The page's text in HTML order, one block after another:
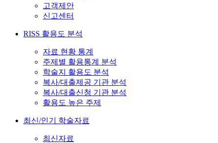
고객제안
신고센터
RISS 활용도 분석
자료 현황 통계
주제별 활용통계 분석
학술지 활용도 분석
복사/대출제공 기관 분석
복사/대출신청 기관 분석
활용도 높은 주제
최신/인기 학술자료
최신자료